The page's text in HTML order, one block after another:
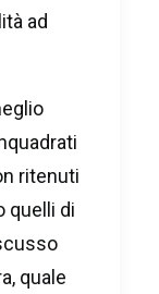
ad
ritenuti
quelli di
quale